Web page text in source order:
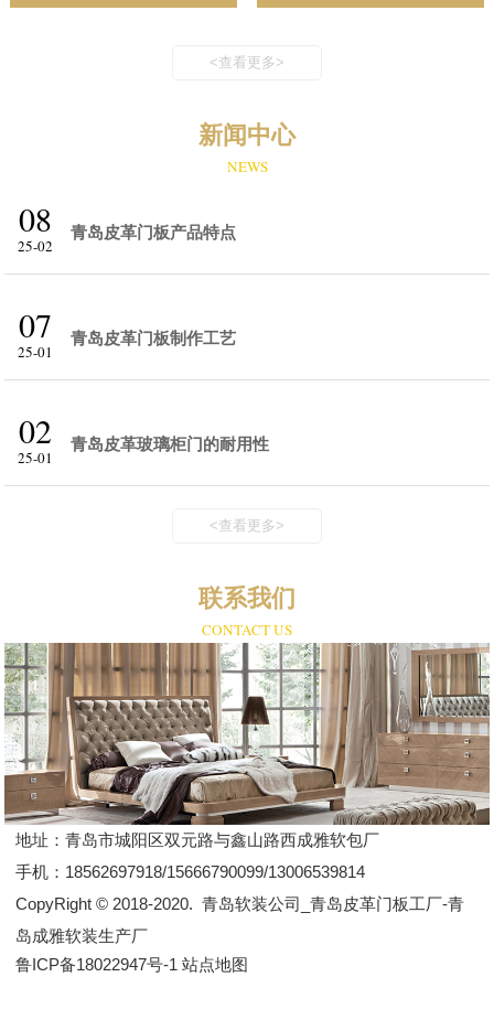
<查看更多>
新闻中心
NEWS
08
25-02
青岛皮革门板产品特点
07
25-01
青岛皮革门板制作工艺
02
25-01
青岛皮革玻璃柜门的耐用性
<查看更多>
联系我们
CONTACT US
地址：青岛市城阳区双元路与鑫山路西成雅软包厂
手机： 18562697918/15666790099/13006539814
CopyRight © 2018-2020.青岛软装公司_青岛皮革门板工厂-青
岛成雅软装生产厂
鲁ICP备18022947号-1 站点地图